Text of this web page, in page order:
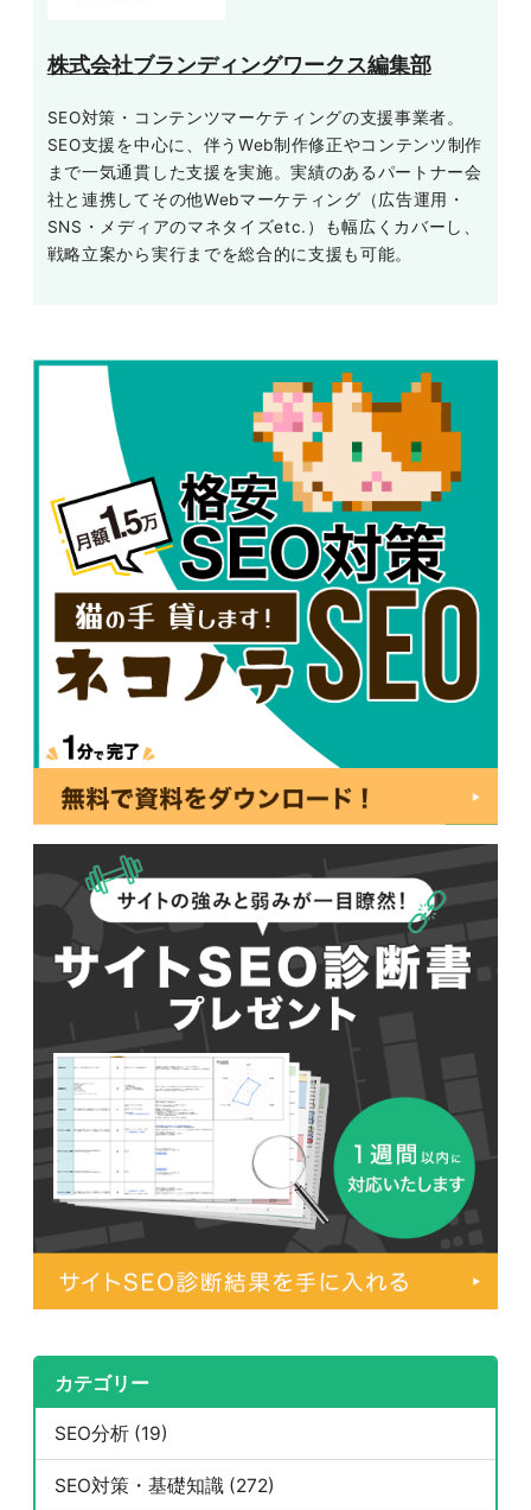
株式会社ブランディングワークス編集部
SEO対策・コンテンツマーケティングの支援事業者。
SEO支援を中心に、伴うWeb制作修正やコンテンツ制作
まで一気通貫した支援を実施。実績のあるパートナー会
社と連携してその他Webマーケティング（広告運用・
SNS・メディアのマネタイズetc.）も幅広くカバーし、
戦略立案から実行までを総合的に支援も可能。
カテゴリー
SEO分析 (19)
SEO対策・基礎知識 (272)